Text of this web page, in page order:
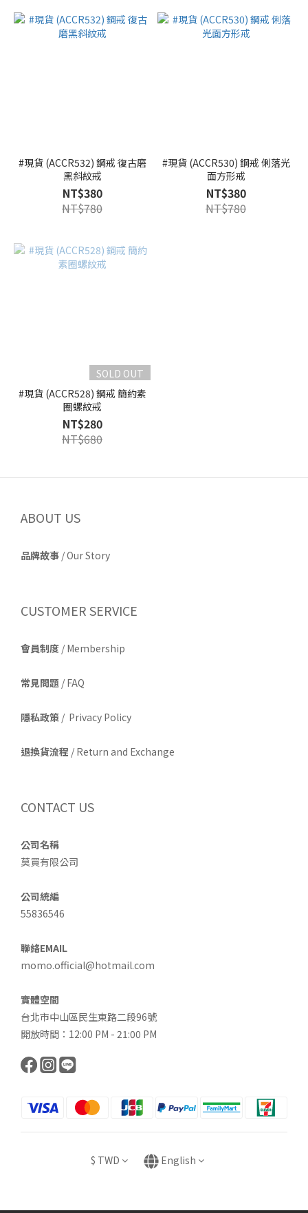
#現貨 (ACCR532) 鋼戒 復古磨
黑斜紋戒
NT$380
NT$780
#現貨 (ACCR530) 鋼戒 俐落光
面方形戒
NT$380
NT$780
SOLD OUT
#現貨 (ACCR528) 鋼戒 簡約素
圈螺紋戒
NT$280
NT$680
ABOUT US
品牌故事 /Our Story
CUSTOMER SERVICE
會員制度 / Membership
常見問題 / FAQ
隱私政策 / Privacy Policy
退換貨流程 / Return and Exchange
CONTACT US
公司名稱
莫買有限公司
公司統編
55836546
聯絡EMAIL
momo.official@hotmail.com
實體空間
台北市中山區民生東路二段96號
開放時間：12:00 PM - 21:00 PM
$ TWD English